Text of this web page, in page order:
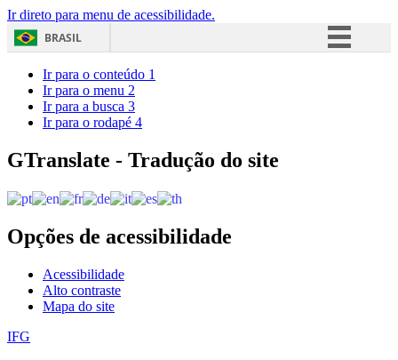
Ir direto para menu de acessibilidade.
BRASIL
Acesso à informação
Ir para o conteúdo 1
Ir para o menu 2
Ir para a busca 3
Ir para o rodapé 4
GTranslate - Tradução do site
Opções de acessibilidade
Acessibilidade
Alto contraste
Mapa do site
IFG